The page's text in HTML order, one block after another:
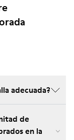
adecuada?
de
en la